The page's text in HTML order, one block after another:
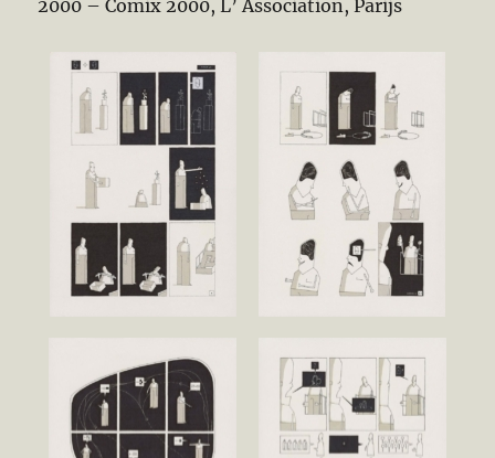
2000 – Comix 2000, L’ Association, Parijs